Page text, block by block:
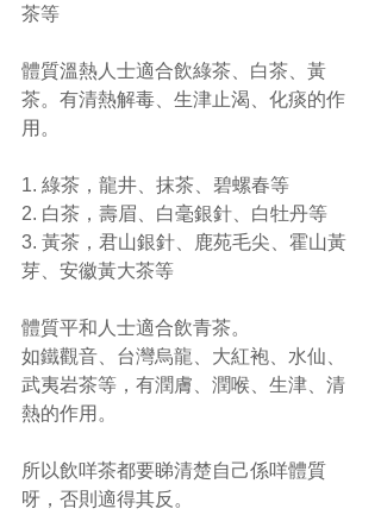
茶等
體質溫熱人士適合飲綠茶、白茶、黃
茶。有清熱解毒、生津止渴、化痰的作
用。
1. 綠茶，龍井、抹茶、碧螺春等
2. 白茶，壽眉、白毫銀針、白牡丹等
3. 黃茶，君山銀針、鹿苑毛尖、霍山黃
芽、安徽黃大茶等
體質平和人士適合飲青茶。
如鐵觀音、台灣烏龍、大紅袍、水仙、
武夷岩茶等，有潤膚、潤喉、生津、清
熱的作用。
所以飲咩茶都要睇清楚自己係咩體質
呀，否則適得其反。